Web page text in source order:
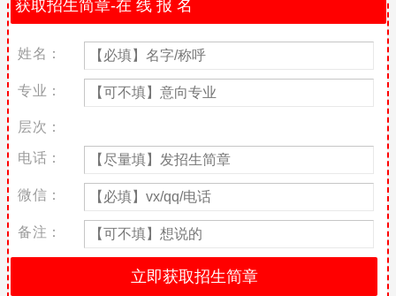
太湖县技工学校办学活动
秋高气爽，风轻云淡。在这美好的金秋我校迎来了校园秋季运动
会，此次运动会分开幕式、比赛、闭幕式三个环节进行。由于全体
师生的热情参与，积极对待，使得此次运动会圆满成功。
各班运动员均赛出了风格和水平，特别是在女子400米、800米以及
1500米的比赛环节，展现出了巾帼不让须眉的风采，同时也给此次
运动会添上了浓重的一笔。当然男同学们表现也非常不错，在跳
高、跳远、乒乓等竞技中均取得了优良成绩。
太湖县技工学校办学发展
唱响青春，放飞自我。通过比赛丰富了校园生活，提高了学生的组
织能力和应变能力，增强了班级凝聚力。希望得奖选手能在今后的
学习和生活中也能积极向上争取上游。同时希望未能获奖的同学们
不要气馁继续加油，不负青春，不负韶华。
姓名：
专业：
层次：
电话：
微信：
备注：